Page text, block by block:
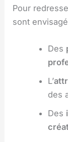
Pour
sont
Des
L’
des
Des